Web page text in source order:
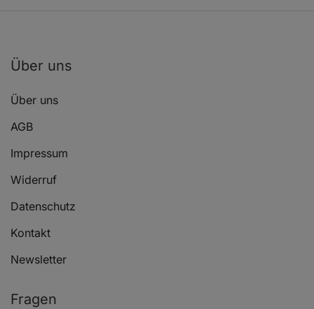
Über uns
Über uns
AGB
Impressum
Widerruf
Datenschutz
Kontakt
Newsletter
Fragen